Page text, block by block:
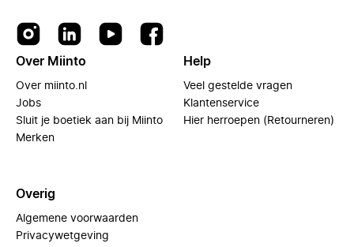
Over Miinto
Over miinto.nl
Jobs
Sluit je boetiek aan bij Miinto
Merken
Help
Veel gestelde vragen
Klantenservice
Hier herroepen (Retourneren)
Overig
Algemene voorwaarden
Privacywetgeving